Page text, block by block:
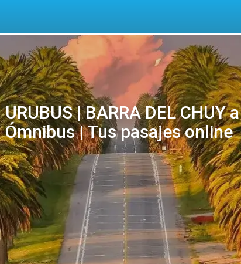
URUBUS | BARRA DEL CHUY
Ómnibus | Tus pasajes online